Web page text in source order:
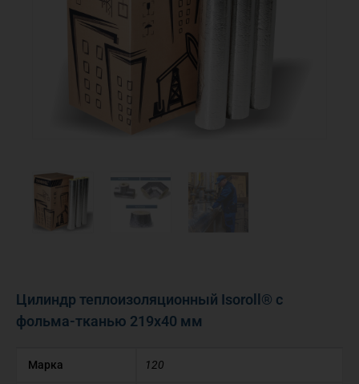
Цилиндр теплоизоляционный Isoroll® с
фольма-тканью 219х40 мм
Марка 120